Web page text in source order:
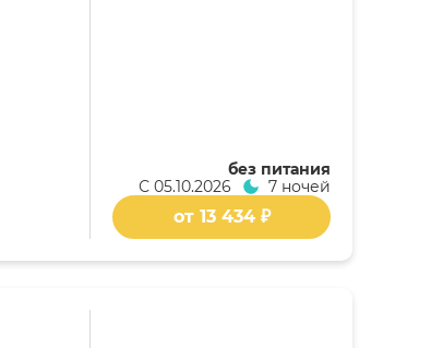
без питания
С 05.10.2026 7 ночей
от 13 434 ₽